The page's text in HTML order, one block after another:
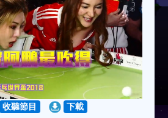
收聽節目 下載